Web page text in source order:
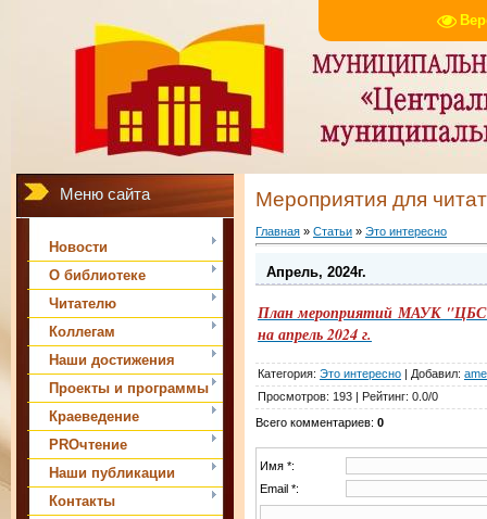
Меню сайта
Новости
О библиотеке
Читателю
Коллегам
Наши достижения
Проекты и программы
Краеведение
PROчтение
Наши публикации
Контакты
Мероприятия для
Главная » Статьи » Это интересно
Апрель, 2024г.
План мероприятий МАУК "ЦБС
на апрель 2024 г.
Категория: Это интересно | Добавил:
Просмотров: 193 | Рейтинг: 0.0/0
Всего комментариев: 0
Имя *:
Email *: